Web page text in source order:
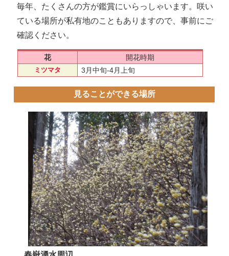
毎年、たくさんの方が鑑賞にいらっしゃいます。咲い
ている場所が私有地のこともありますので、事前にご
確認ください。
花 開花時期
ミツマタ 3月中旬-4月上旬
見ることができる場所